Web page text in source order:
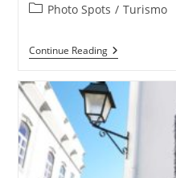
PostPhoto Spots / Turismo
Continue ReadingFestividades